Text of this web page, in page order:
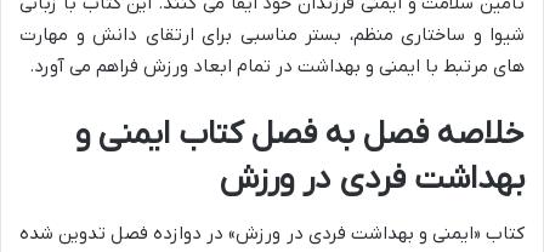
شیوا و ساختاری منظم، بستر مناسبی برای ارتقای دانش و مهارت
های مرتبط با ایمنی و بهداشت در تمام ابعاد ورزش فراهم می آورد.
خلاصه فصل به فصل کتاب ایمنی و
بهداشت فردی در ورزش
کتاب «ایمنی و بهداشت فردی در ورزش» در دوازده فصل تدوین شده